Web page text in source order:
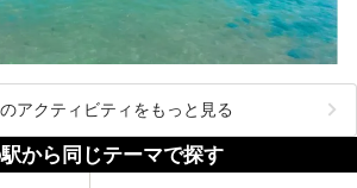
アクティビティをもっと見る
から同じテーマで探す